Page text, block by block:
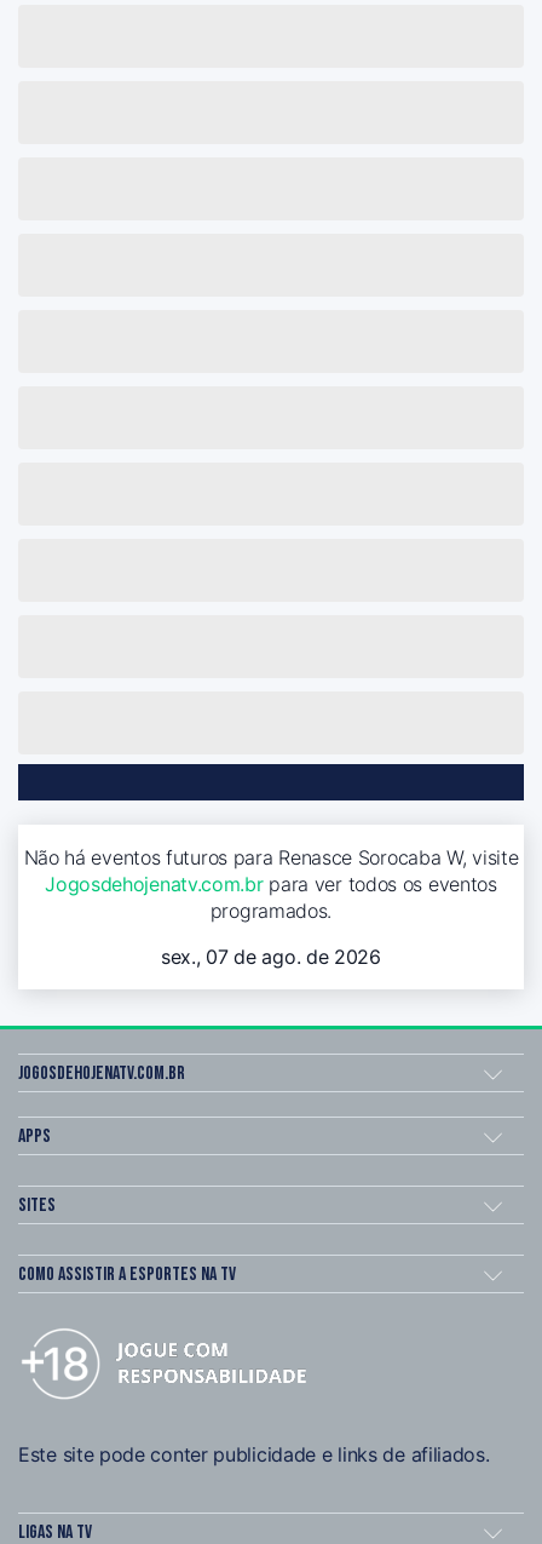
Não há eventos futuros para Renasce Sorocaba W, visite
Jogosdehojenatv.com.brpara ver todos os eventos
programados.
sex., 07 de ago. de 2026
Jogosdehojenatv.com.br
Apps
Sites
Como assistir a esportes na TV
Este site pode conter publicidade e links de afiliados.
Ligas na TV